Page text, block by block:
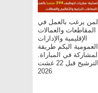
لمن يرغب بالعمل في
المقاطعات والعمالات
الإقليمية والإدارات
العمومية اليكم طريقة
المشاركة في المباراة.
الترشيح قبل 22 غشت
2026